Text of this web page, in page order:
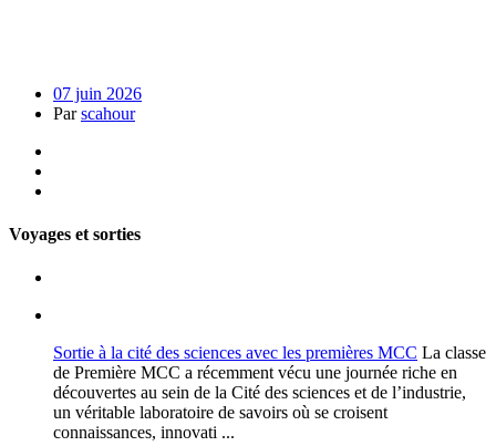
07 juin 2026
Parscahour
Voyages et sorties
Sortie à la cité des sciences avec les premières MCC La classe
de Première MCC a récemment vécu une journée riche en
découvertes au sein de la Cité des sciences et de l’industrie,
un véritable laboratoire de savoirs où se croisent
connaissances, innovati ...